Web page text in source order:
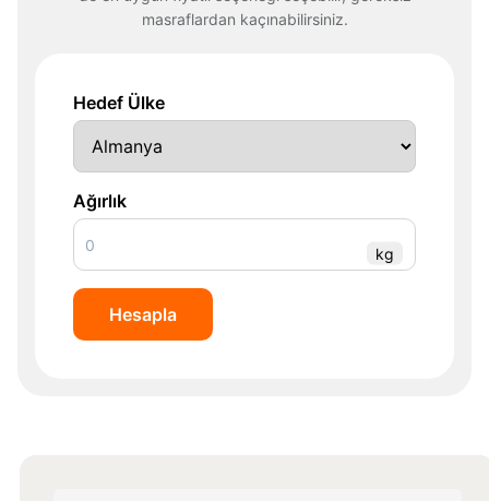
masraflardan kaçınabilirsiniz.
Hedef Ülke
Ağırlık
kg
Hesapla